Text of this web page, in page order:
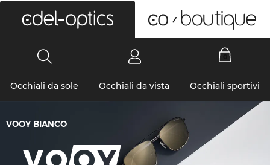
Occhiali da sole Occhiali da vista Occhiali sportivi
VOOY BIANCO